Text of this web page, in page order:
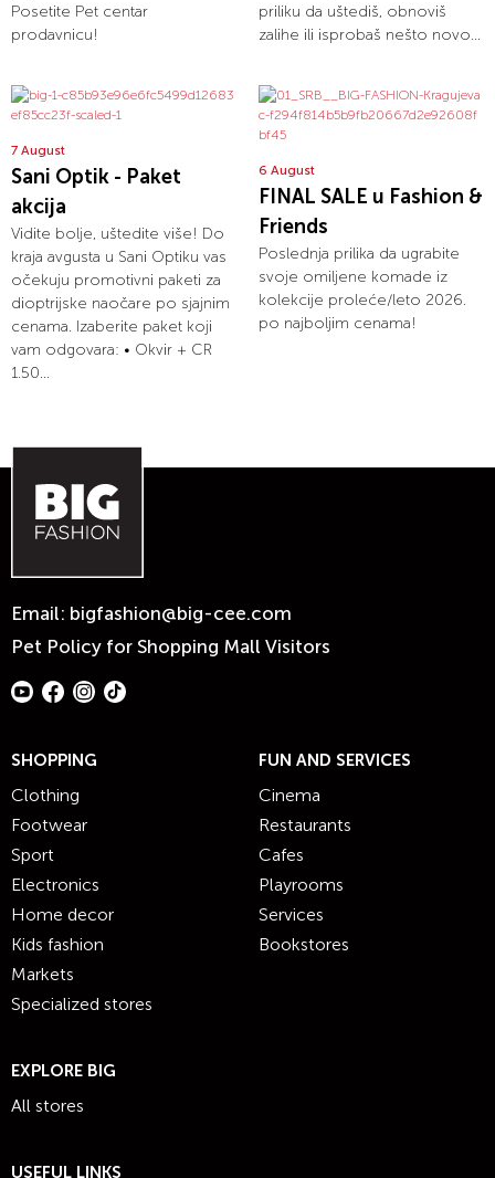
Posetite Pet centar
prodavnicu!
priliku da uštediš, obnoviš
zalihe ili isprobaš nešto novo...
7 August
Sani Optik - Paket
akcija
Vidite bolje, uštedite više! Do
kraja avgusta u Sani Optiku vas
očekuju promotivni paketi za
dioptrijske naočare po sjajnim
cenama. Izaberite paket koji
vam odgovara: • Okvir + CR
1.50...
6 August
FINAL SALE u Fashion &
Friends
Poslednja prilika da ugrabite
svoje omiljene komade iz
kolekcije proleće/leto 2026.
po najboljim cenama!
Email: bigfashion@big-cee.com
Pet Policy for Shopping Mall Visitors
SHOPPING
Clothing
Footwear
Sport
Electronics
Home decor
Kids fashion
Markets
Specialized stores
FUN AND SERVICES
Cinema
Restaurants
Cafes
Playrooms
Services
Bookstores
EXPLORE BIG
All stores
USEFUL LINKS